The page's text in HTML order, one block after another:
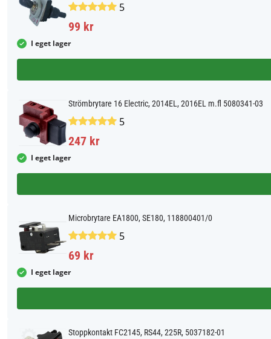
5
99 kr
I eget lager
Strömbrytare 16 Electric, 2014EL, 2016EL m.fl 5080341-03
5
247 kr
I eget lager
Microbrytare EA1800, SE180, 118800401/0
5
69 kr
I eget lager
Stoppkontakt FC2145, RS44, 225R, 5037182-01